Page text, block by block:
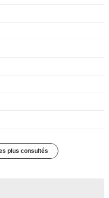
plus consultés